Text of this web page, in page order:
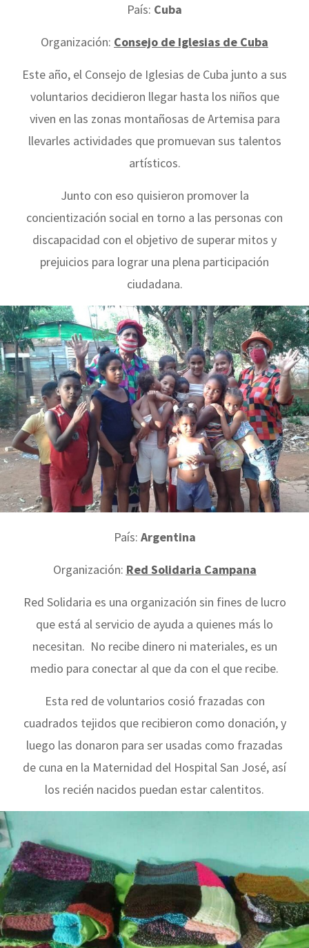
País: Cuba
Organización: Consejo de Iglesias de Cuba
Este año, el Consejo de Iglesias de Cuba junto a sus
voluntarios decidieron llegar hasta los niños que
viven en las zonas montañosas de Artemisa para
llevarles actividades que promuevan sus talentos
artísticos.
Junto con eso quisieron promover la
concientización social en torno a las personas con
discapacidad con el objetivo de superar mitos y
prejuicios para lograr una plena participación
ciudadana.
País: Argentina
Organización: Red Solidaria Campana
Red Solidaria es una organización sin fines de lucro
que está al servicio de ayuda a quienes más lo
necesitan. No recibe dinero ni materiales, es un
medio para conectar al que da con el que recibe.
Esta red de voluntarios cosió frazadas con
cuadrados tejidos que recibieron como donación, y
luego las donaron para ser usadas como frazadas
de cuna en la Maternidad del Hospital San José, así
los recién nacidos puedan estar calentitos.